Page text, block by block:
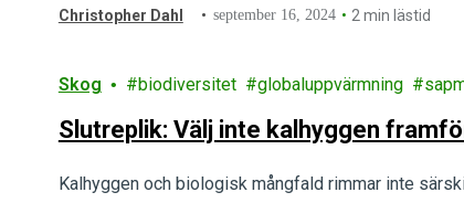
Christopher Dahl september 16, 2024 2 min lästid
Skog biodiversitet globaluppvärmning
Slutreplik: Välj inte kalhyggen
Kalhyggen och biologisk mångfald rimmar inte